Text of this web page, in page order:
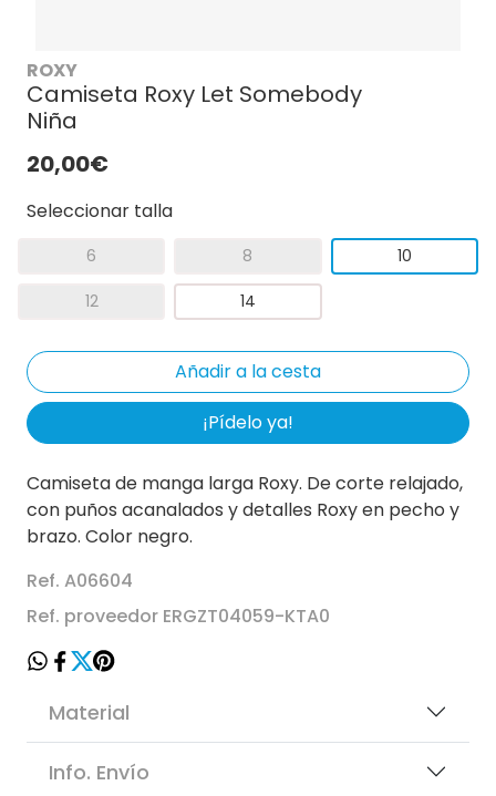
ROXY
Camiseta Roxy Let Somebody
Niña
20,00€
Seleccionar talla
6 8 10
12 14
¡Pídelo ya!
Camiseta de manga larga Roxy. De corte relajado,
con puños acanalados y detalles Roxy en pecho y
brazo. Color negro.
Ref. A06604
Ref. proveedor ERGZT04059-KTA0
Material
Info. Envío